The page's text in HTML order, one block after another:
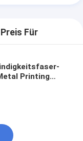
Für
Printing